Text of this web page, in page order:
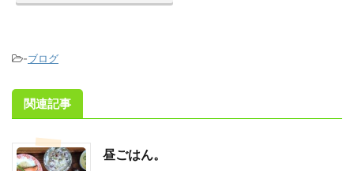
-ブログ
関連記事
昼ごはん。